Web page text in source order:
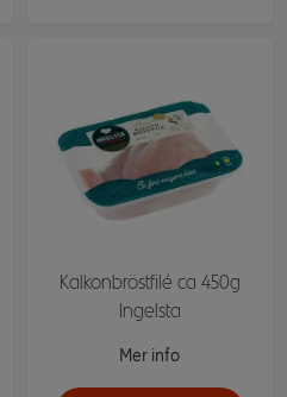
Kalkonbröstfilé ca 450g
Ingelsta
Mer info